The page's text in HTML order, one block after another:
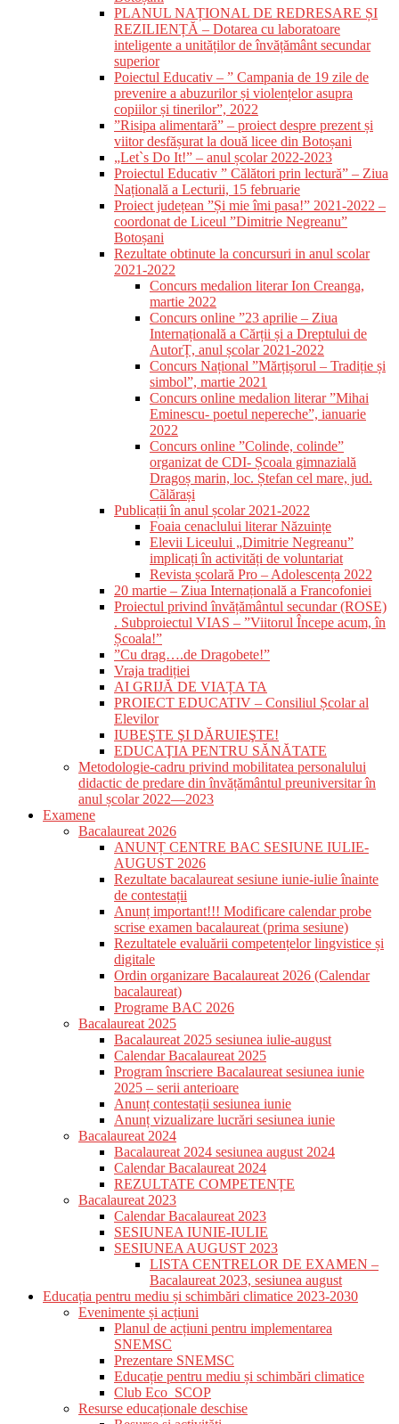
PLANUL NAȚIONAL DE REDRESARE ȘI
REZILIENȚĂ – Dotarea cu laboratoare
inteligente a unităților de învățământ secundar
superior
Poiectul Educativ – ” Campania de 19 zile de
prevenire a abuzurilor și violențelor asupra
copiilor și tinerilor”, 2022
”Risipa alimentară” – proiect despre prezent și
viitor desfășurat la două licee din Botoșani
„Let`s Do It!” – anul școlar 2022-2023
Proiectul Educativ ” Călători prin lectură” – Ziua
Națională a Lecturii, 15 februarie
Proiect județean ”Și mie îmi pasa!” 2021-2022 –
coordonat de Liceul ”Dimitrie Negreanu”
Botoșani
Rezultate obtinute la concursuri in anul scolar
2021-2022
Concurs medalion literar Ion Creanga,
martie 2022
Concurs online ”23 aprilie – Ziua
Internațională a Cărții și a Dreptului de
AutorȚ, anul școlar 2021-2022
Concurs Național ”Mărțișorul – Tradiție și
simbol”, martie 2021
Concurs online medalion literar ”Mihai
Eminescu- poetul nepereche”, ianuarie
2022
Concurs online ”Colinde, colinde”
organizat de CDI- Școala gimnazială
Dragoș marin, loc. Ștefan cel mare, jud.
Călărași
Publicații în anul școlar 2021-2022
Foaia cenaclului literar Năzuințe
Elevii Liceului „Dimitrie Negreanu”
implicați în activități de voluntariat
Revista școlară Pro – Adolescența 2022
20 martie – Ziua Internațională a Francofoniei
Proiectul privind învățământul secundar (ROSE)
. Subproiectul VIAS – ”Viitorul Începe acum, în
Școala!”
”Cu drag….de Dragobete!”
Vraja tradiției
AI GRIJĂ DE VIAȚA TA
PROIECT EDUCATIV – Consiliul Școlar al
Elevilor
IUBEŞTE ŞI DĂRUIEŞTE!
EDUCAŢIA PENTRU SĂNĂTATE
Metodologie-cadru privind mobilitatea personalului
didactic de predare din învățământul preuniversitar în
anul școlar 2022—2023
Examene
Bacalaureat 2026
ANUNȚ CENTRE BAC SESIUNE IULIE-
AUGUST 2026
Rezultate bacalaureat sesiune iunie-iulie înainte
de contestații
Anunț important!!! Modificare calendar probe
scrise examen bacalaureat (prima sesiune)
Rezultatele evaluării competențelor lingvistice și
digitale
Ordin organizare Bacalaureat 2026 (Calendar
bacalaureat)
Programe BAC 2026
Bacalaureat 2025
Bacalaureat 2025 sesiunea iulie-august
Calendar Bacalaureat 2025
Program înscriere Bacalaureat sesiunea iunie
2025 – serii anterioare
Anunț contestații sesiunea iunie
Anunț vizualizare lucrări sesiunea iunie
Bacalaureat 2024
Bacalaureat 2024 sesiunea august 2024
Calendar Bacalaureat 2024
REZULTATE COMPETENȚE
Bacalaureat 2023
Calendar Bacalaureat 2023
SESIUNEA IUNIE-IULIE
SESIUNEA AUGUST 2023
LISTA CENTRELOR DE EXAMEN –
Bacalaureat 2023, sesiunea august
Educația pentru mediu și schimbări climatice 2023-2030
Evenimente și acțiuni
Planul de acțiuni pentru implementarea
SNEMSC
Prezentare SNEMSC
Educație pentru mediu și schimbări climatice
Club Eco_SCOP
Resurse educaționale deschise